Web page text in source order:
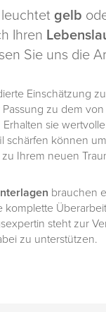
gelb
Ihren
Sie uns die
Einschätzung
zu dem
sie
schärfen können um
Ihrem neuen
brauchen
komplette
steht zur
zu unterstützen.